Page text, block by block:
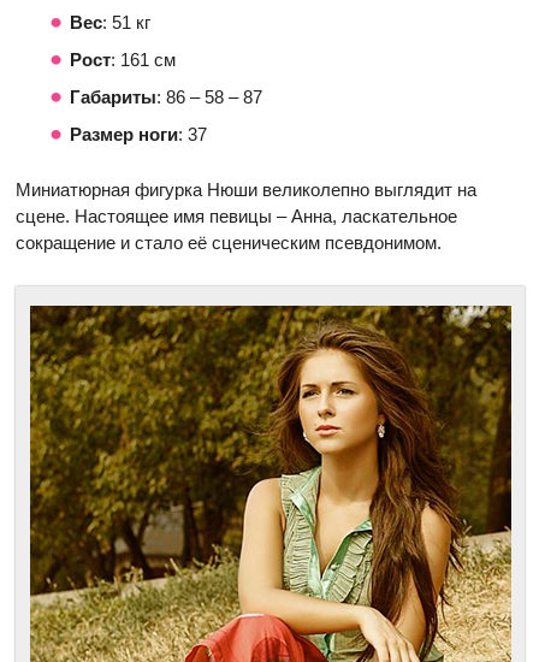
Вес: 51 кг
Рост: 161 см
Габариты: 86 – 58 – 87
Размер ноги: 37
Миниатюрная фигурка Нюши великолепно выглядит на
сцене. Настоящее имя певицы – Анна, ласкательное
сокращение и стало её сценическим псевдонимом.